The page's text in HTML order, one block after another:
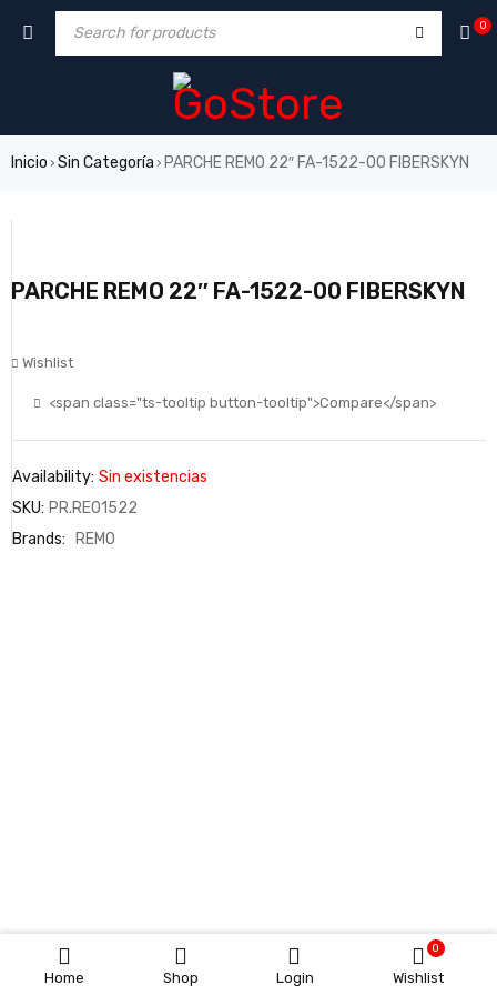
Home Shop Login Wishlist
0
0
Inicio › Sin Categoría › PARCHE REMO 22″ FA-1522-00 FIBERSKYN
PARCHE REMO 22″ FA-1522-00 FIBERSKYN
Wishlist
<span class="ts-tooltip button-tooltip">Compare</span>
Availability: Sin existencias
SKU: PR.RE01522
Brands:
REMO